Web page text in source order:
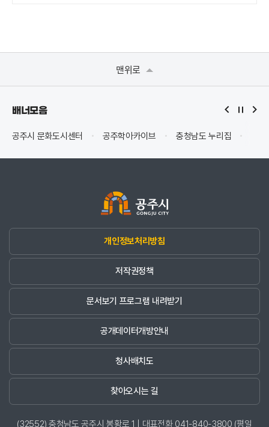
맨위로
배너모음
공주학아카이브 충청남도 누리집 Safety e-Report
개인정보처리방침
저작권정책
문서보기 프로그램 내려받기
공개데이터개방안내
청사배치도
찾아오시는 길
(32552) 충청남도 공주시 봉황로 1 | 대표전화 041-840-3800 (평일